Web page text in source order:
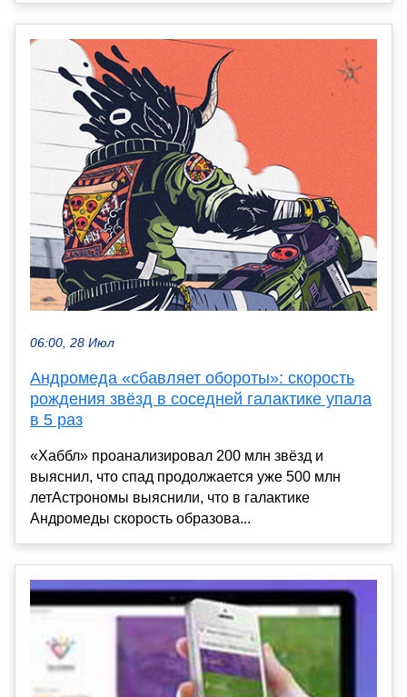
06:00, 28 Июл
Андромеда «сбавляет обороты»: скорость
рождения звёзд в соседней галактике упала
в 5 раз
«Хаббл» проанализировал 200 млн звёзд и
выяснил, что спад продолжается уже 500 млн
летАстрономы выяснили, что в галактике
Андромеды скорость образова...